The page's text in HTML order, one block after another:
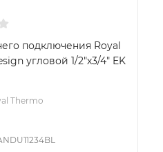
подключения Royal
угловой 1/2"х3/4" EK
Thermo